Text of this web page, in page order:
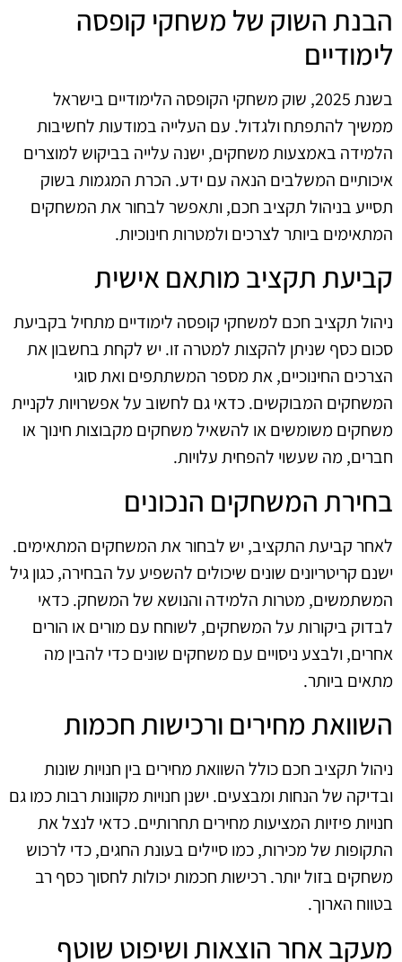
הבנת השוק של משחקי קופסה
לימודיים
בשנת 2025, שוק משחקי הקופסה הלימודיים בישראל
ממשיך להתפתח ולגדול. עם העלייה במודעות לחשיבות
הלמידה באמצעות משחקים, ישנה עלייה בביקוש למוצרים
איכותיים המשלבים הנאה עם ידע. הכרת המגמות בשוק
תסייע בניהול תקציב חכם, ותאפשר לבחור את המשחקים
המתאימים ביותר לצרכים ולמטרות חינוכיות.
קביעת תקציב מותאם אישית
ניהול תקציב חכם למשחקי קופסה לימודיים מתחיל בקביעת
סכום כסף שניתן להקצות למטרה זו. יש לקחת בחשבון את
הצרכים החינוכיים, את מספר המשתתפים ואת סוגי
המשחקים המבוקשים. כדאי גם לחשוב על אפשרויות לקניית
משחקים משומשים או להשאיל משחקים מקבוצות חינוך או
חברים, מה שעשוי להפחית עלויות.
בחירת המשחקים הנכונים
לאחר קביעת התקציב, יש לבחור את המשחקים המתאימים.
ישנם קריטריונים שונים שיכולים להשפיע על הבחירה, כגון גיל
המשתמשים, מטרות הלמידה והנושא של המשחק. כדאי
לבדוק ביקורות על המשחקים, לשוחח עם מורים או הורים
אחרים, ולבצע ניסויים עם משחקים שונים כדי להבין מה
מתאים ביותר.
השוואת מחירים ורכישות חכמות
ניהול תקציב חכם כולל השוואת מחירים בין חנויות שונות
ובדיקה של הנחות ומבצעים. ישנן חנויות מקוונות רבות כמו גם
חנויות פיזיות המציעות מחירים תחרותיים. כדאי לנצל את
התקופות של מכירות, כמו סיילים בעונת החגים, כדי לרכוש
משחקים בזול יותר. רכישות חכמות יכולות לחסוך כסף רב
בטווח הארוך.
מעקב אחר הוצאות ושיפוט שוטף